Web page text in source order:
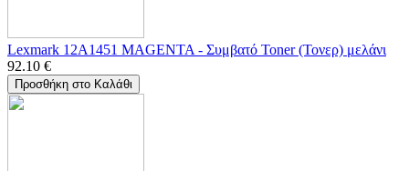
Lexmark 12A1451 MAGENTA - Συμβατό Toner (Τονερ) μελάνι
92.10 €
Προσθήκη στο Καλάθι